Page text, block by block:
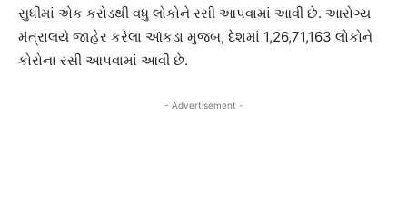
સુધીમાં એક કરોડથી વધુ લોકોને રસી આપવામાં આવી છે. આરોગ્ય
મંત્રાલયે જાહેર કરેલા આંકડા મુજબ, દેશમાં 1,26,71,163 લોકોને
કોરોના રસી આપવામાં આવી છે.
- Advertisement -